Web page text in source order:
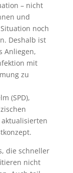
– nicht
und
noch
Deshalb ist
Anliegen,
mit
zu
(SPD),
die schneller
nicht